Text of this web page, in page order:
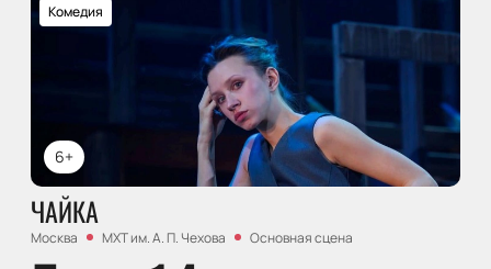
6+
Комедия
ЧАЙКА
Москва МХТ им. А. П. Чехова Основная сцена